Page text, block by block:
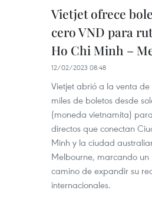
Vietjet ofrece
cero VND para
Ho Chi Minh –
12/02/2023 08:48
Vietjet abrió a la venta de
miles de boletos desde
(moneda vietnamita)
directos que conectan
Minh y la ciudad
Melbourne, marcando un
camino de expandir su
internacionales.